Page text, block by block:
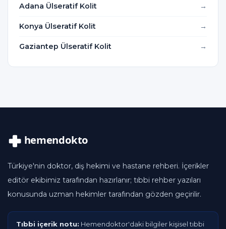
Adana Ülseratif Kolit
Konya Ülseratif Kolit
Gaziantep Ülseratif Kolit
Türkiye'nin doktor, diş hekimi ve hastane rehberi. İçerikler
editör ekibimiz tarafından hazırlanır; tıbbi rehber yazıları
konusunda uzman hekimler tarafından gözden geçirilir.
Tıbbi içerik notu: Hemendoktor'daki bilgiler kişisel tıbbi